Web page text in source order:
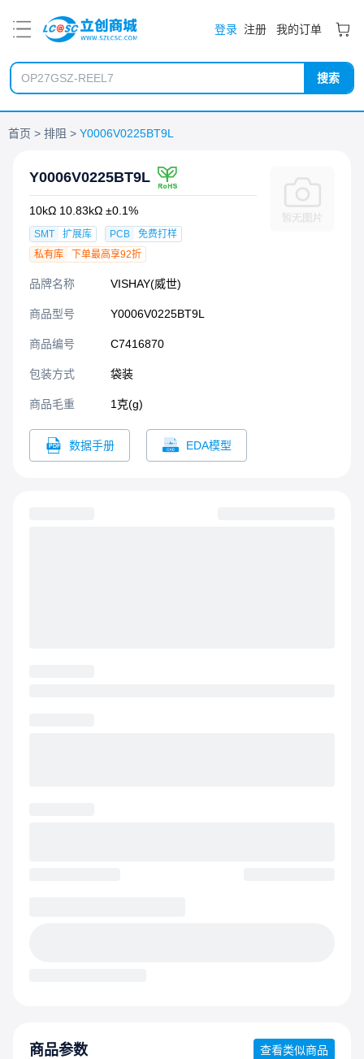
登录 注册 我的订单
搜索
首页 排阻 Y0006V0225BT9L
Y0006V0225BT9L
10kΩ 10.83kΩ ±0.1%
SMT 扩展库 PCB
免费打样
私有库
下单最高享92折
品牌名称 VISHAY(威世)
商品型号 Y0006V0225BT9L
商品编号 C7416870
包装方式 袋装
商品毛重 1克(g)
数据手册 EDA模型
商品参数 查看类似商品